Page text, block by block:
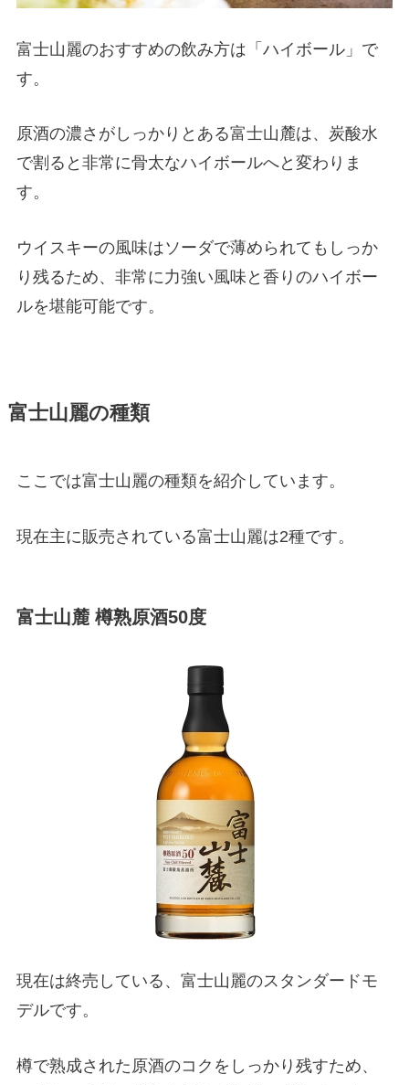
富士山麗のおすすめの飲み方は「ハイボール」で
す。
原酒の濃さがしっかりとある富士山麓は、炭酸水
で割ると非常に骨太なハイボールへと変わりま
す。
ウイスキーの風味はソーダで薄められてもしっか
り残るため、非常に力強い風味と香りのハイボー
ルを堪能可能です。
富士山麗の種類
ここでは富士山麗の種類を紹介しています。
現在主に販売されている富士山麗は2種です。
富士山麓 樽熟原酒50度
現在は終売している、富士山麗のスタンダードモ
デルです。
樽で熟成された原酒のコクをしっかり残すため、